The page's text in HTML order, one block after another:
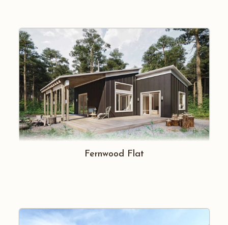
Fernwood Flat